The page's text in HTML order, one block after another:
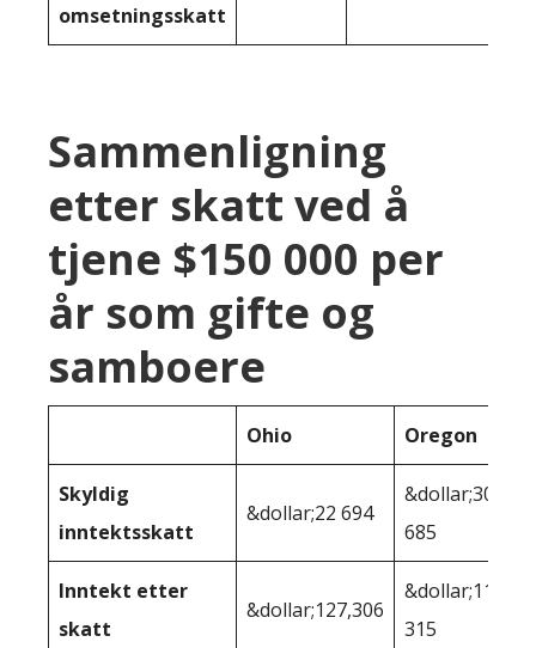
omsetningsskatt
Sammenligning
etter skatt ved å
tjene $150 000 per
år som gifte og
samboere
Ohio Oregon
Skyldig
inntektsskatt
&dollar;22 694
&dollar;30
685
Inntekt etter
skatt
&dollar;127,306
&dollar;119
315